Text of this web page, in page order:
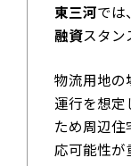
東三河では
融資スタン
物流用地の
運行を想定
ため周辺住
応可能性が